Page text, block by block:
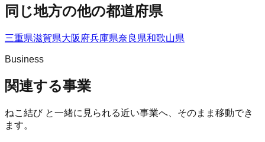
同じ地方の他の都道府県
三重県滋賀県大阪府兵庫県奈良県和歌山県
Business
関連する事業
ねこ結びと一緒に見られる近い事業へ、そのまま移動でき
ます。